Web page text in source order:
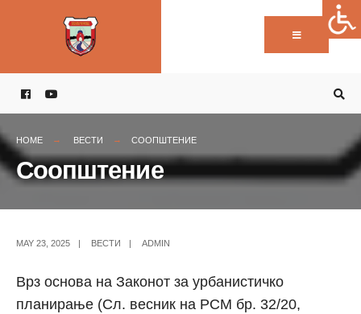
HOME ВЕСТИ СООПШТЕНИЕ
Соопштение
MAY 23, 2025 ВЕСТИ ADMIN
Врз основа на Законот за урбанистичко
планирање (Сл. весник на РСМ бр. 32/20,